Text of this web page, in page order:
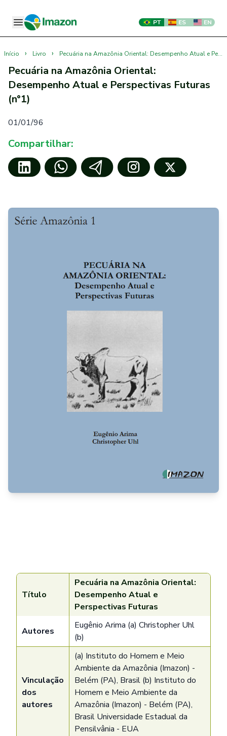
PT ES EN
Início › Livro › Pecuária na Amazônia Oriental: Desempenho Atual e Perspectivas Futuras (n°1)
Pecuária na Amazônia Oriental:
Desempenho Atual e Perspectivas Futuras
(n°1)
01/01/96
Compartilhar:
Título
Pecuária na Amazônia Oriental:
Desempenho Atual e
Perspectivas Futuras
Autores
Eugênio Arima (a) Christopher Uhl
(b)
Vinculação
dos
autores
(a) Instituto do Homem e Meio
Ambiente da Amazônia (Imazon) -
Belém (PA), Brasil (b) Instituto do
Homem e Meio Ambiente da
Amazônia (Imazon) - Belém (PA),
Brasil Universidade Estadual da
Pensilvânia - EUA